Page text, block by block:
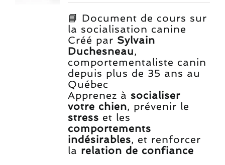
initial
était :
$
CAN15.99.
actuel
est :
$
📘 Document de cours sur
la socialisation canine
Créé par Sylvain
Duchesneau,
comportementaliste canin
depuis plus de 35 ans au
Québec
Apprenez à socialiser
votre chien, prévenir le
stress et les
comportements
indésirables, et renforcer
la relation de confiance